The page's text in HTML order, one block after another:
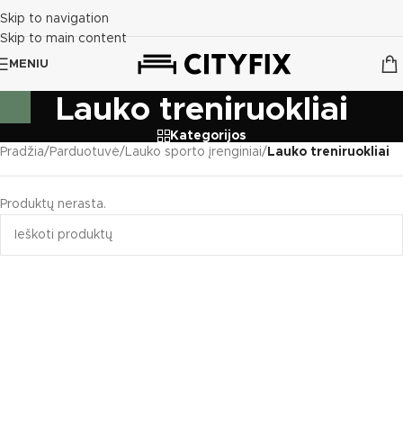
Skip to navigation
Skip to main content
MENIU
Lauko treniruokliai
Kategorijos
Pradžia/ Parduotuvė/ Lauko sporto įrenginiai/ Lauko treniruokliai
Produktų nerasta.